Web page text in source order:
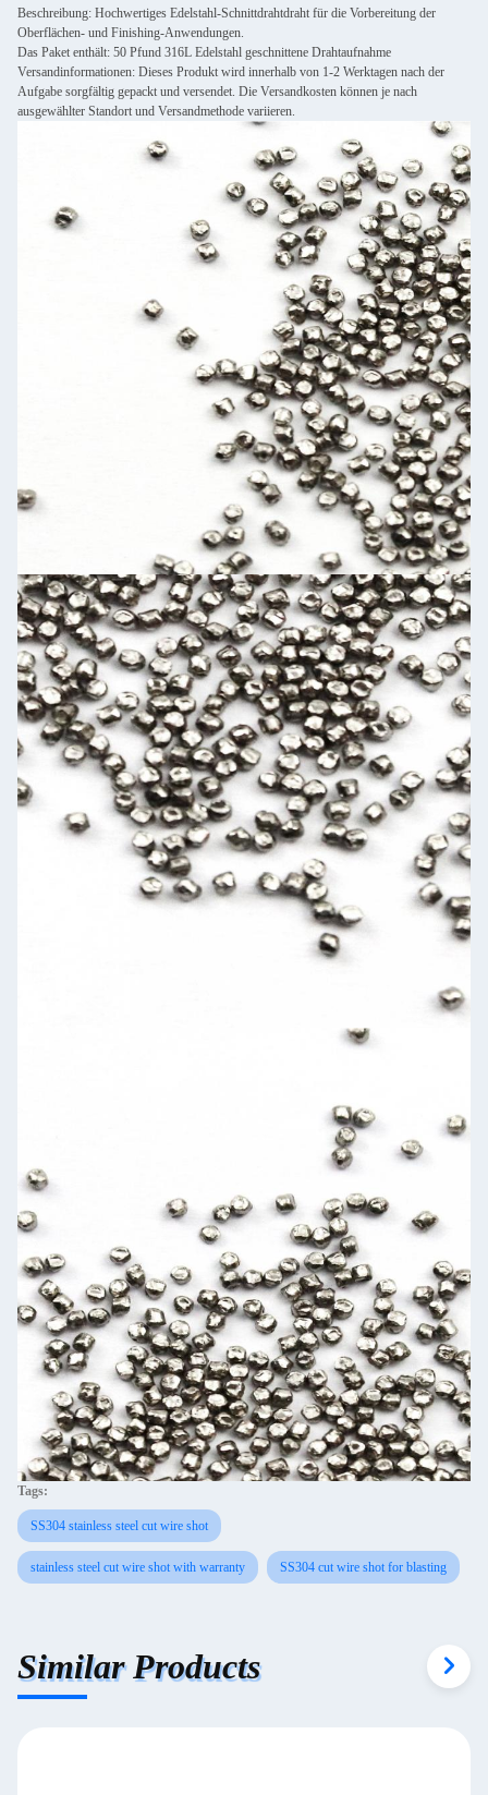
Beschreibung: Hochwertiges Edelstahl-Schnittdrahtdraht für die Vorbereitung der
Oberflächen- und Finishing-Anwendungen.
Das Paket enthält: 50 Pfund 316L Edelstahl geschnittene Drahtaufnahme
Versandinformationen: Dieses Produkt wird innerhalb von 1-2 Werktagen nach der
Aufgabe sorgfältig gepackt und versendet. Die Versandkosten können je nach
ausgewählter Standort und Versandmethode variieren.
Tags:
SS304 stainless steel cut wire shot
stainless steel cut wire shot with warranty SS304 cut wire shot for blasting
Similar Products